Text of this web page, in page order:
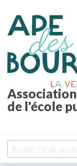
contenu
de l'école
Recherche
pour :